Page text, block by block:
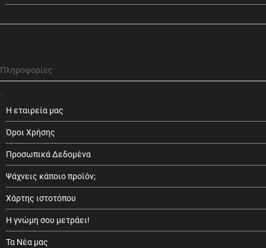
Πληροφορίες
Η εταιρεία μας
Όροι Χρήσης
Προσωπικά Δεδομένα
Ψάχνεις κάποιο προϊόν;
Χάρτης ιστοτόπου
Η γνώμη σου μετράει!
Τα Νέα μας